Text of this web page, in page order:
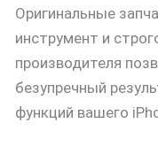
Оригинальные
инструмент и
производителя
безупречный
функций вашего